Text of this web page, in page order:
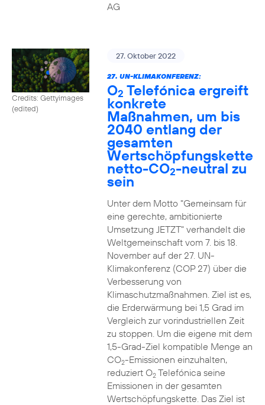
AG
Credits: Gettyimages
(edited)
27. Oktober 2022
27. UN-KLIMAKONFERENZ:
O2 Telefónica ergreift
konkrete
Maßnahmen, um bis
2040 entlang der
gesamten
Wertschöpfungskette
netto-CO2-neutral zu
sein
Unter dem Motto "Gemeinsam für
eine gerechte, ambitionierte
Umsetzung JETZT" verhandelt die
Weltgemeinschaft vom 7. bis 18.
November auf der 27. UN-
Klimakonferenz (COP 27) über die
Verbesserung von
Klimaschutzmaßnahmen. Ziel ist es,
die Erderwärmung bei 1,5 Grad im
Vergleich zur vorindustriellen Zeit
zu stoppen. Um die eigene mit dem
1,5-Grad-Ziel kompatible Menge an
CO2-Emissionen einzuhalten,
reduziert O2Telefónica seine
Emissionen in der gesamten
Wertschöpfungskette. Das Ziel ist